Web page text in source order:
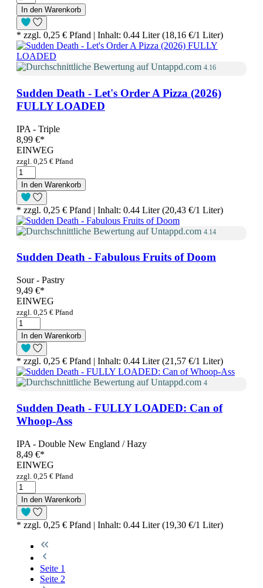
In den Warenkorb
* zzgl. 0,25 € Pfand | Inhalt: 0.44 Liter (18,16 €/1 Liter)
4.16
Sudden Death - Let's Order A Pizza (2026)
FULLY LOADED
IPA - Triple
8,99 €*
EINWEG
zzgl. 0,25 € Pfand
In den Warenkorb
* zzgl. 0,25 € Pfand | Inhalt: 0.44 Liter (20,43 €/1 Liter)
4.14
Sudden Death - Fabulous Fruits of Doom
Sour - Pastry
9,49 €*
EINWEG
zzgl. 0,25 € Pfand
In den Warenkorb
* zzgl. 0,25 € Pfand | Inhalt: 0.44 Liter (21,57 €/1 Liter)
4
Sudden Death - FULLY LOADED: Can of
Whoop-Ass
IPA - Double New England / Hazy
8,49 €*
EINWEG
zzgl. 0,25 € Pfand
In den Warenkorb
* zzgl. 0,25 € Pfand | Inhalt: 0.44 Liter (19,30 €/1 Liter)
Seite 1
Seite 2